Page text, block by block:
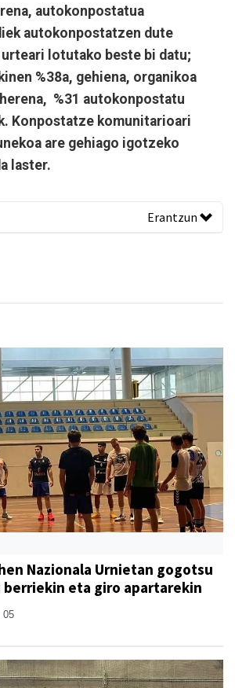
autokonpostatua
autokonpostatzen dute
urteari lotutako beste bi datu;
%38a, gehiena, organikoa
%31 autokonpostatu
Konpostatze komunitarioari
are gehiago igotzeko
laster.
Erantzun
Nazionala Urnietan gogotsu
berriekin eta giro apartarekin
05